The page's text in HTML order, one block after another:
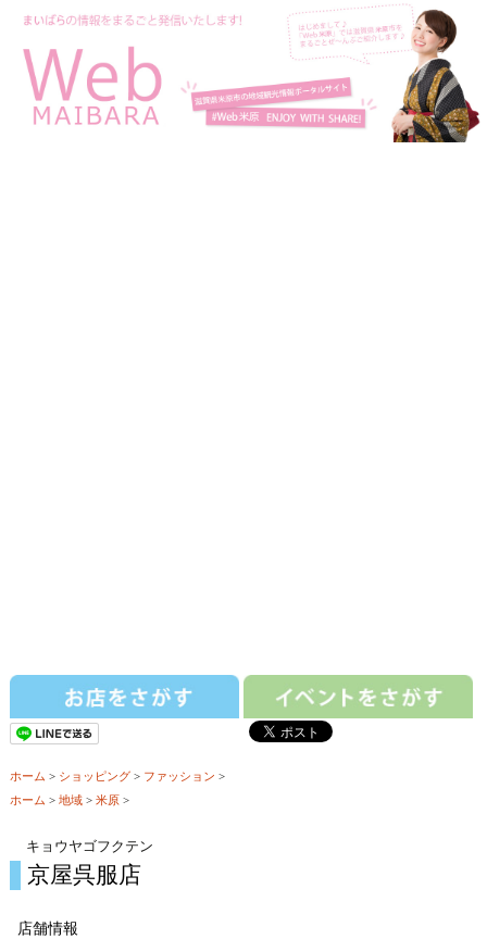
ホーム > ショッピング> ファッション >
ホーム > 地域> 米原>
キョウヤゴフクテン
京屋呉服店
店舗情報